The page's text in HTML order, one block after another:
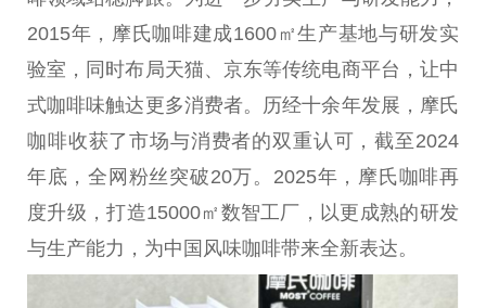
2015年，摩氏咖啡建成1600㎡生产基地与研发实
验室，同时布局天猫、京东等传统电商平台，让中
式咖啡味触达更多消费者。历经十余年发展，摩氏
咖啡收获了市场与消费者的双重认可，截至2024
年底，全网粉丝突破20万。2025年，摩氏咖啡再
度升级，打造15000㎡数智工厂，以更成熟的研发
与生产能力，为中国风味咖啡带来全新表达。